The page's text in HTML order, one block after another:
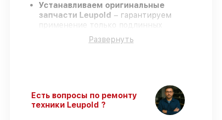
Устанавливаем оригинальные
запчасти Leupold – гарантируем
применение только подлинных
комплектующих.
Квалифицированные специалисты
– ремонт
оптического прицела Leupold VX-6 3-
18x50 Side Focus CDS строго по
Развернуть
Есть вопросы по ремонту
техники Leupold ?